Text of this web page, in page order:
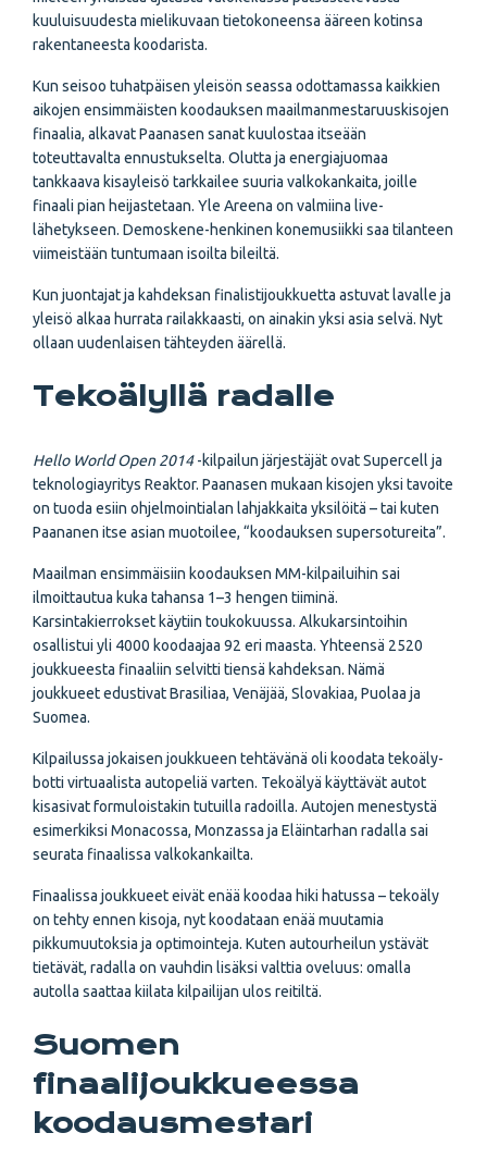
kuuluisuudesta mielikuvaan tietokoneensa ääreen kotinsa
rakentaneesta koodarista.
Kun seisoo tuhatpäisen yleisön seassa odottamassa kaikkien
aikojen ensimmäisten koodauksen maailmanmestaruuskisojen
finaalia, alkavat Paanasen sanat kuulostaa itseään
toteuttavalta ennustukselta. Olutta ja energiajuomaa
tankkaava kisayleisö tarkkailee suuria valkokankaita, joille
finaali pian heijastetaan. Yle Areena on valmiina live-
lähetykseen. Demoskene-henkinen konemusiikki saa tilanteen
viimeistään tuntumaan isoilta bileiltä.
Kun juontajat ja kahdeksan finalistijoukkuetta astuvat lavalle ja
yleisö alkaa hurrata railakkaasti, on ainakin yksi asia selvä. Nyt
ollaan uudenlaisen tähteyden äärellä.
Tekoälyllä radalle
Hello World Open 2014-kilpailun järjestäjät ovat Supercell ja
teknologiayritys Reaktor. Paanasen mukaan kisojen yksi tavoite
on tuoda esiin ohjelmointialan lahjakkaita yksilöitä – tai kuten
Paananen itse asian muotoilee, “koodauksen supersotureita”.
Maailman ensimmäisiin koodauksen MM-kilpailuihin sai
ilmoittautua kuka tahansa 1–3 hengen tiiminä.
Karsintakierrokset käytiin toukokuussa. Alkukarsintoihin
osallistui yli 4000 koodaajaa 92 eri maasta. Yhteensä 2520
joukkueesta finaaliin selvitti tiensä kahdeksan. Nämä
joukkueet edustivat Brasiliaa, Venäjää, Slovakiaa, Puolaa ja
Suomea.
Kilpailussa jokaisen joukkueen tehtävänä oli koodata tekoäly-
botti virtuaalista autopeliä varten. Tekoälyä käyttävät autot
kisasivat formuloistakin tutuilla radoilla. Autojen menestystä
esimerkiksi Monacossa, Monzassa ja Eläintarhan radalla sai
seurata finaalissa valkokankailta.
Finaalissa joukkueet eivät enää koodaa hiki hatussa – tekoäly
on tehty ennen kisoja, nyt koodataan enää muutamia
pikkumuutoksia ja optimointeja. Kuten autourheilun ystävät
tietävät, radalla on vauhdin lisäksi valttia oveluus: omalla
autolla saattaa kiilata kilpailijan ulos reitiltä.
Suomen
finaalijoukkueessa
koodausmestari